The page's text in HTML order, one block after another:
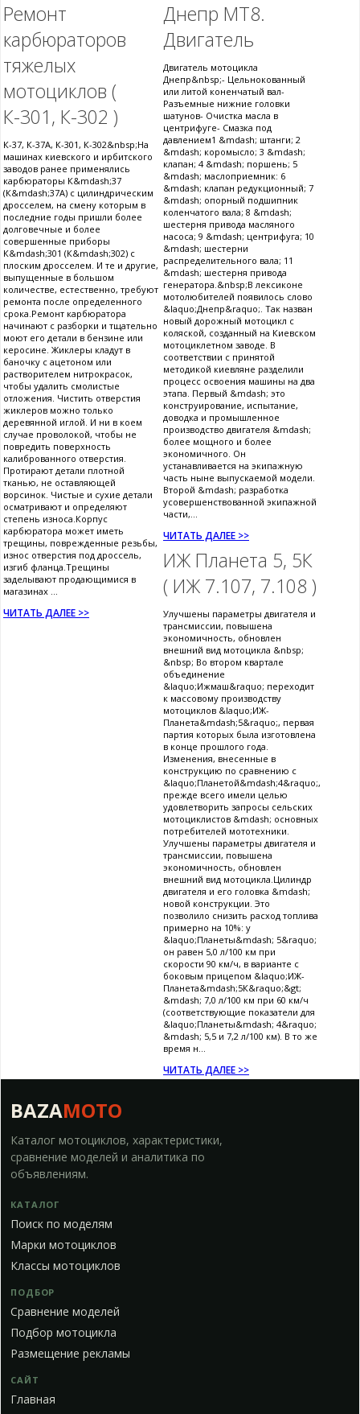
Ремонт
карбюраторов
тяжелых
мотоциклов (
К-301, К-302 )
К-37, К-37А, К-301, К-302&nbsp;На
машинах киевского и ирбитского
заводов ранее применялись
карбюраторы К&mdash;37
(К&mdash;37А) с цилиндрическим
дросселем, на смену которым в
последние годы пришли более
долговечные и более
совершенные приборы
К&mdash;301 (К&mdash;302) с
плоским дросселем. И те и другие,
выпущенные в большом
количестве, естественно, требуют
ремонта после определенного
срока.Ремонт карбюратора
начинают с разборки и тщательно
моют его детали в бензине или
керосине. Жиклеры кладут в
баночку с ацетоном или
растворителем нитрокрасок,
чтобы удалить смолистые
отложения. Чистить отверстия
жиклеров можно только
деревянной иглой. И ни в коем
случае проволокой, чтобы не
повредить поверхность
калиброванного отверстия.
Протирают детали плотной
тканью, не оставляющей
ворсинок. Чистые и сухие детали
осматривают и определяют
степень износа.Корпус
карбюратора может иметь
трещины, поврежденные резьбы,
износ отверстия под дроссель,
изгиб фланца.Трещины
заделывают продающимися в
магазинах ...
ЧИТАТЬ ДАЛЕЕ >>
Днепр МТ8.
Двигатель
Двигатель мотоцикла
Днепр&nbsp;- Цельнокованный
или литой коненчатый вал-
Разъемные нижние головки
шатунов- Очистка масла в
центрифуге- Смазка под
давлением1 &mdash; штанги; 2
&mdash; коромысло; 3 &mdash;
клапан; 4 &mdash; поршень; 5
&mdash; маслоприемник: 6
&mdash; клапан редукционный; 7
&mdash; опорный подшипник
коленчатого вала; 8 &mdash;
шестерня привода масляного
насоса; 9 &mdash; центрифуга; 10
&mdash; шестерни
распределительного вала; 11
&mdash; шестерня привода
генератора.&nbsp;В лексиконе
мотолюбителей появилось слово
&laquo;Днепр&raquo;. Так назван
новый дорожный мотоцикл с
коляской, созданный на Киевском
мотоциклетном заводе. В
соответствии с принятой
методикой киевляне разделили
процесс освоения машины на два
этапа. Первый &mdash; это
конструирование, испытание,
доводка и промышленное
производство двигателя &mdash;
более мощного и более
экономичного. Он
устанавливается на экипажную
часть ныне выпускаемой модели.
Второй &mdash; разработка
усовершенствованной экипажной
части,...
ЧИТАТЬ ДАЛЕЕ >>
ИЖ Планета 5, 5К
( ИЖ 7.107, 7.108 )
Улучшены параметры двигателя и
трансмиссии, повышена
экономичность, обновлен
внешний вид мотоцикла &nbsp;
&nbsp; Во втором квартале
объединение
&laquo;Ижмаш&raquo; переходит
к массовому производству
мотоциклов &laquo;ИЖ-
Планета&mdash;5&raquo;, первая
партия которых была изготовлена
в конце прошлого года.
Изменения, внесенные в
конструкцию по сравнению с
&laquo;Планетой&mdash;4&raquo;,
прежде всего имели целью
удовлетворить запросы сельских
мотоциклистов &mdash; основных
потребителей мототехники.
Улучшены параметры двигателя и
трансмиссии, повышена
экономичность, обновлен
внешний вид мотоцикла.Цилиндр
двигателя и его головка &mdash;
новой конструкции. Это
позволило снизить расход топлива
примерно на 10%: у
&laquo;Планеты&mdash; 5&raquo;
он равен 5,0 л/100 км при
скорости 90 км/ч, в варианте с
боковым прицепом &laquo;ИЖ-
Планета&mdash;5К&raquo;&gt;
&mdash; 7,0 л/100 км при 60 км/ч
(соответствующие показатели для
&laquo;Планеты&mdash; 4&raquo;
&mdash; 5,5 и 7,2 л/100 км). В то же
время н...
ЧИТАТЬ ДАЛЕЕ >>
BAZAMOTO
Каталог мотоциклов, характеристики,
сравнение моделей и аналитика по
объявлениям.
КАТАЛОГ
Поиск по моделям
Марки мотоциклов
Классы мотоциклов
ПОДБОР
Сравнение моделей
Подбор мотоцикла
Размещение рекламы
САЙТ
Главная